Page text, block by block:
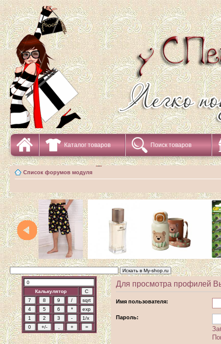
Каталог товаров Поиск товаров
Список форумов модуля
Калькулятор
Для просмотра профилей
Имя пользователя:
Пароль: